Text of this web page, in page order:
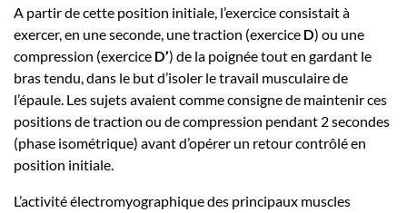
A partir de cette position initiale, l’exercice consistait à
exercer, en une seconde, une traction (exercice D) ou une
compression (exercice D’) de la poignée tout en gardant le
bras tendu, dans le but d’isoler le travail musculaire de
l’épaule. Les sujets avaient comme consigne de maintenir ces
positions de traction ou de compression pendant 2 secondes
(phase isométrique) avant d’opérer un retour contrôlé en
position initiale.
L’activité électromyographique des principaux muscles